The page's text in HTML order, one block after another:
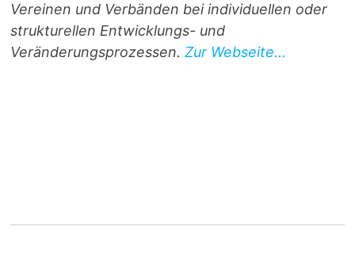
Vereinen und Verbänden bei individuellen oder
strukturellen Entwicklungs- und
Veränderungsprozessen.Zur Webseite...